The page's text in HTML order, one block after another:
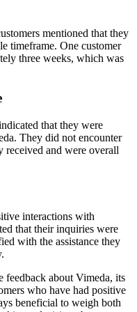
mentioned that they
timeframe. One customer
three weeks, which was
that they were
They did not encounter
received and were overall
interactions with
that their inquiries were
with the assistance they
feedback about Vimeda, its
who have had positive
beneficial to weigh both